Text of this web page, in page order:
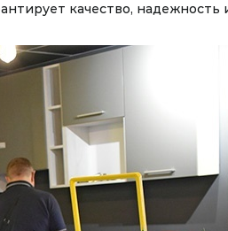
качество, надежность